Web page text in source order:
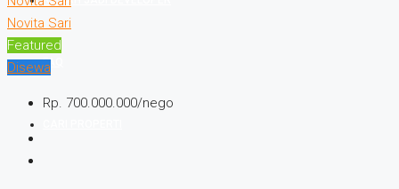
FAQ
Novita Sari
Featured
Disewa
Rp. 700.000.000/nego